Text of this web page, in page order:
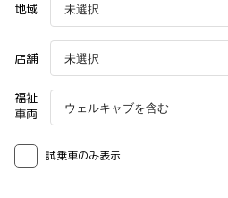
地域
店舗
福祉
車両
試乗車のみ表示